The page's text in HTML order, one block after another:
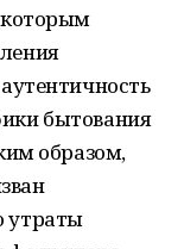
которым
бытования
образом,
утраты